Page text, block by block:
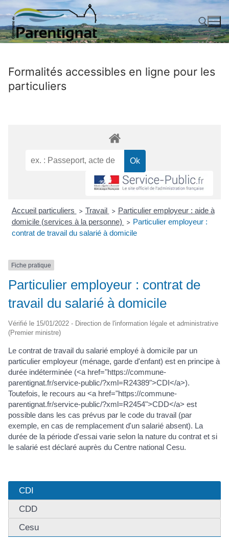
Aller
contenu
Formalités accessibles en ligne pour les
particuliers
Accueil particuliers > Travail > Particulier employeur : aide à
domicile (services à la personne)
> Particulier employeur :
contrat de travail du salarié à domicile
Fiche pratique
Particulier employeur : contrat de
travail du salarié à domicile
Vérifié le 15/01/2022 - Direction de l'information légale et administrative
(Premier ministre)
Le contrat de travail du salarié employé à domicile par un
particulier employeur (ménage, garde d'enfant) est en principe à
durée indéterminée (<a href="https://commune-
parentignat.fr/service-public/?xml=R24389">CDI</a>).
Toutefois, le recours au <a href="https://commune-
parentignat.fr/service-public/?xml=R2454">CDD</a> est
possible dans les cas prévus par le code du travail (par
exemple, en cas de remplacement d'un salarié absent). La
durée de la période d'essai varie selon la nature du contrat et si
le salarié est déclaré auprès du Centre national Cesu.
CDI
CDD
Cesu